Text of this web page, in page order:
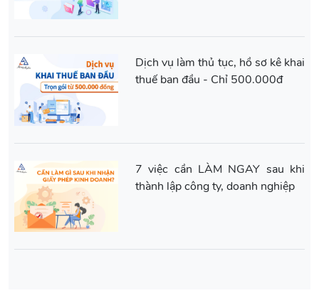
Dịch vụ làm thủ tục, hồ sơ kê khai
thuế ban đầu - Chỉ 500.000đ
7 việc cần LÀM NGAY sau khi
thành lập công ty, doanh nghiệp